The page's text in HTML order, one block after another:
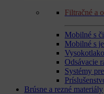
Filtračné a
Mobilné s
Mobilné s
Odsávacie
Systémy
Brúsne a rezné materiály